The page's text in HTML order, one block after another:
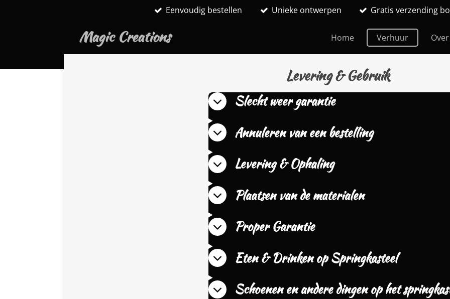
Eenvoudig bestellen Unieke ontwerpen Gratis verzending
Magic Creations Home Verhuur
Levering & Gebruik
Slecht weer garantie
Annuleren van een bestelling
Levering & Ophaling
Plaatsen van de materialen
Proper Garantie
Eten & Drinken op Springkasteel
Schoenen en andere dingen op het